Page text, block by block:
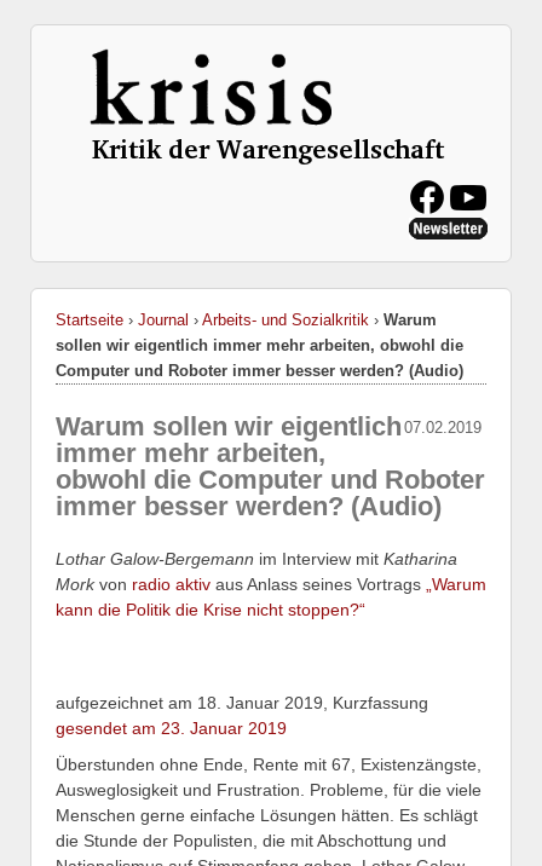
Startseite › Journal › Arbeits- und Sozialkritik › Warum
sollen wir eigentlich immer mehr arbeiten, obwohl die
Computer und Roboter immer besser werden? (Audio)
07.02.2019
Warum sollen wir eigentlich
immer mehr arbeiten,
obwohl die Computer und Roboter
immer besser werden? (Audio)
Lothar Galow-Bergemann im Interview mit Katharina
Morkvon radio aktiv aus Anlass seines Vortrags „Warum
kann die Politik die Krise nicht stoppen?“
aufgezeichnet am 18. Januar 2019, Kurzfassung
gesendet am 23. Januar 2019
Überstunden ohne Ende, Rente mit 67, Existenzängste,
Ausweglosigkeit und Frustration. Probleme, für die viele
Menschen gerne einfache Lösungen hätten. Es schlägt
die Stunde der Populisten, die mit Abschottung und